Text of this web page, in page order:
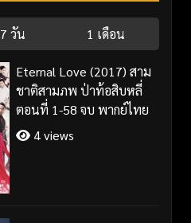
7 วัน 1 เดือน
Eternal Love (2017) สาม
ชาติสามภพ ป่าท้อสิบหลี่
ตอนที่ 1-58 จบ พากย์ไทย
4 views